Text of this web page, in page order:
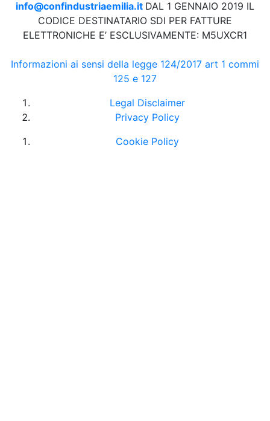
info@confindustriaemilia.it DAL 1 GENNAIO 2019 IL
CODICE DESTINATARIO SDI PER FATTURE
ELETTRONICHE E’ ESCLUSIVAMENTE: M5UXCR1
Informazioni ai sensi della legge 124/2017 art 1 commi
125 e 127
Legal Disclaimer
Privacy Policy
Cookie Policy